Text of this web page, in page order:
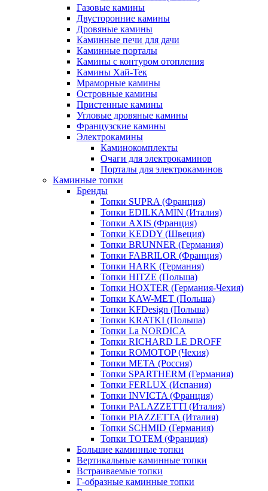
Газовые камины
Двусторонние камины
Дровяные камины
Каминные печи для дачи
Каминные порталы
Камины с контуром отопления
Камины Хай-Тек
Мраморные камины
Островные камины
Пристенные камины
Угловые дровяные камины
Французские камины
Электрокамины
Каминокомплекты
Очаги для электрокаминов
Порталы для электрокаминов
Каминные топки
Бренды
Топки SUPRA (Франция)
Топки EDILKAMIN (Италия)
Топки AXIS (Франция)
Топки KEDDY (Швеция)
Топки BRUNNER (Германия)
Топки FABRILOR (Франция)
Топки HARK (Германия)
Топки HITZE (Польша)
Топки HOXTER (Германия-Чехия)
Топки KAW-MET (Польша)
Топки KFDesign (Польша)
Топки KRATKI (Польша)
Топки La NORDICA
Топки RICHARD LE DROFF
Топки ROMOTOP (Чехия)
Топки МЕТА (Россия)
Топки SPARTHERM (Германия)
Топки FERLUX (Испания)
Топки INVICTA (Франция)
Топки PALAZZETTI (Италия)
Топки PIAZZETTA (Италия)
Топки SCHMID (Германия)
Топки TOTEM (Франция)
Большие каминные топки
Вертикальные каминные топки
Встраиваемые топки
Г-образные каминные топки